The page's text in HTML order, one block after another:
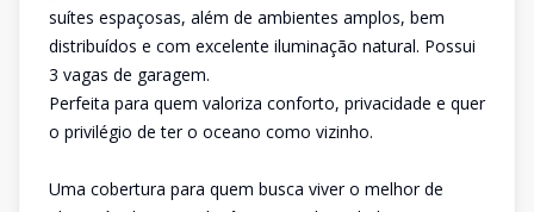
suítes espaçosas, além de ambientes amplos, bem
distribuídos e com excelente iluminação natural. Possui
3 vagas de garagem.
Perfeita para quem valoriza conforto, privacidade e quer
o privilégio de ter o oceano como vizinho.
Uma cobertura para quem busca viver o melhor de